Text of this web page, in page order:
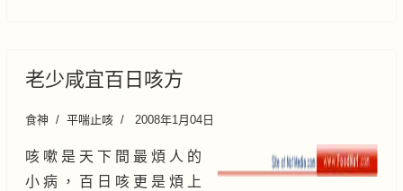
老少咸宜百日咳方
食神 平喘止咳 2008年1月04日
咳 嗽 是 天 下 間 最 煩 人 的
小 病 ， 百 日 咳 更 是 煩 上